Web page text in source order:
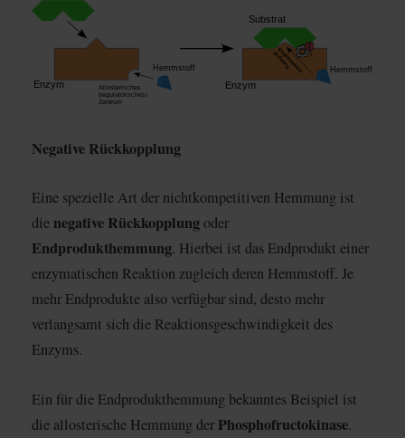
Negative Rückkopplung
Eine spezielle Art der nichtkompetitiven Hemmung ist
die negative Rückkopplungoder
Endprodukthemmung. Hierbei ist das Endprodukt einer
enzymatischen Reaktion zugleich deren Hemmstoff. Je
mehr Endprodukte also verfügbar sind, desto mehr
verlangsamt sich die Reaktionsgeschwindigkeit des
Enzyms.
Ein für die Endprodukthemmung bekanntes Beispiel ist
die allosterische Hemmung der Phosphofructokinase.